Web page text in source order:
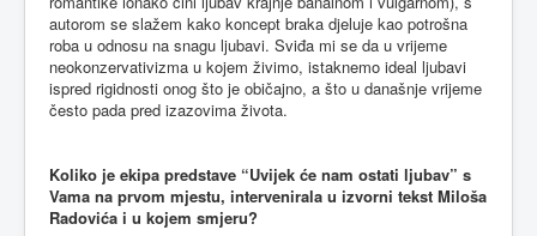
autorom se slažem kako koncept braka djeluje kao potrošna
roba u odnosu na snagu ljubavi. Sviđa mi se da u vrijeme
neokonzervativizma u kojem živimo, istaknemo ideal ljubavi
ispred rigidnosti onog što je običajno, a što u današnje vrijeme
često pada pred izazovima života.
Koliko je ekipa predstave “Uvijek će nam ostati ljubav” s
Vama na prvom mjestu, intervenirala u izvorni tekst Miloša
Radovića i u kojem smjeru?